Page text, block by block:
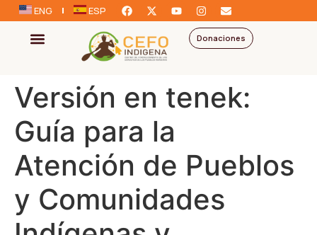
ENG ESP
Donaciones
Versión en tenek:
Guía para la
Atención de Pueblos
y Comunidades